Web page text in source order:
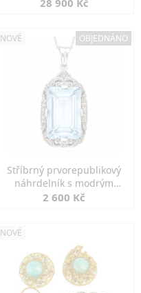
28 900 Kč
NOVÉ OBJEDNÁNO
Stříbrný prvorepublikový
náhrdelník s modrým
spinelem
2 600 Kč
NOVÉ